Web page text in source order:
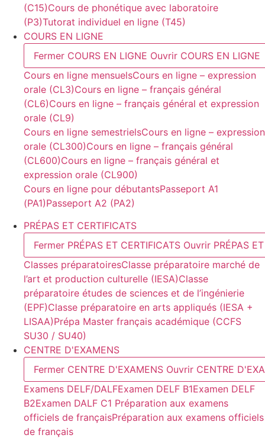
(C15)Cours de phonétique avec laboratoire
(P3)Tutorat individuel en ligne (T45)
COURS EN LIGNE
Fermer COURS EN LIGNE Ouvrir COURS EN LIGNE
Cours en ligne mensuelsCours en ligne – expression
orale (CL3)Cours en ligne – français général
(CL6)Cours en ligne – français général et expression
orale (CL9)
Cours en ligne semestrielsCours en ligne – expression
orale (CL300)Cours en ligne – français général
(CL600)Cours en ligne – français général et
expression orale (CL900)
Cours en ligne pour débutantsPasseport A1
(PA1)Passeport A2 (PA2)
PRÉPAS ET CERTIFICATS
Fermer PRÉPAS ET CERTIFICATS Ouvrir PRÉPAS
Classes préparatoiresClasse préparatoire marché de
l’art et production culturelle (IESA)Classe
préparatoire études de sciences et de l’ingénierie
(EPF)Classe préparatoire en arts appliqués (IESA +
LISAA)Prépa Master français académique (CCFS
SU30 / SU40)
CENTRE D'EXAMENS
Fermer CENTRE D'EXAMENS Ouvrir CENTRE
Examens DELF/DALFExamen DELF B1Examen DELF
B2Examen DALF C1 Préparation aux examens
officiels de françaisPréparation aux examens officiels
de français